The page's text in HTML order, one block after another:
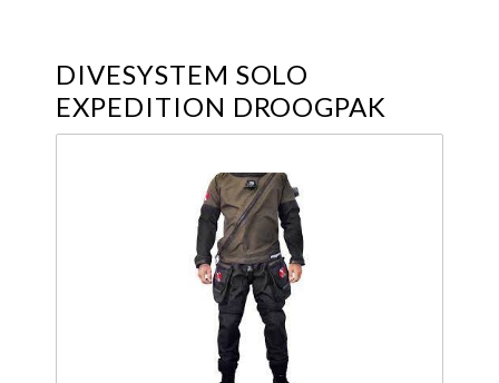
DIVESYSTEM SOLO
EXPEDITION DROOGPAK